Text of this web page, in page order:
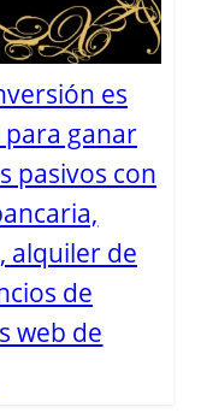
es
ganar
pasivos con
alquiler de
de
web de